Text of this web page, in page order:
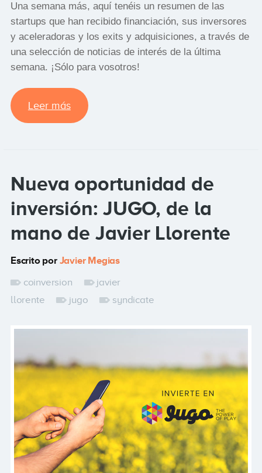
Una semana más, aquí tenéis un resumen de las
startups que han recibido financiación, sus inversores
y aceleradoras y los exits y adquisiciones, a través de
una selección de noticias de interés de la última
semana. ¡Sólo para vosotros!
Leer más
Nueva oportunidad de
inversión: JUGO, de la
mano de Javier Llorente
Escrito por Javier Megias
coinversion
javier
llorente
jugo syndicate